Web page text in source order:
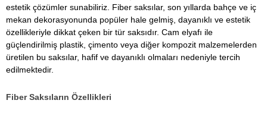
estetik çözümler sunabiliriz. Fiber saksılar, son yıllarda bahçe ve iç
mekan dekorasyonunda popüler hale gelmiş, dayanıklı ve estetik
özellikleriyle dikkat çeken bir tür saksıdır. Cam elyafı ile
güçlendirilmiş plastik, çimento veya diğer kompozit malzemelerden
üretilen bu saksılar, hafif ve dayanıklı olmaları nedeniyle tercih
edilmektedir.
Fiber Saksıların Özellikleri